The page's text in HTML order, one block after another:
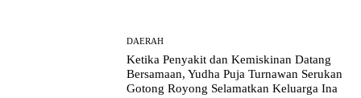
DAERAH
Ketika Penyakit dan Kemiskinan Datang
Bersamaan, Yudha Puja Turnawan Serukan
Gotong Royong Selamatkan Keluarga Ina